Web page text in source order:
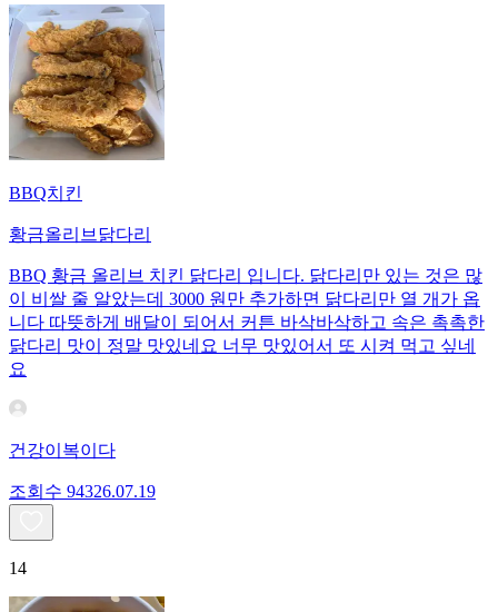
BBQ치킨
황금올리브닭다리
BBQ 황금 올리브 치킨 닭다리 입니다. 닭다리만 있는 것은 많
이 비쌀 줄 알았는데 3000 원만 추가하면 닭다리만 열 개가 옵
니다 따뜻하게 배달이 되어서 커튼 바삭바삭하고 속은 촉촉한
닭다리 맛이 정말 맛있네요 너무 맛있어서 또 시켜 먹고 싶네
요
건강이복이다
조회수 94326.07.19
14